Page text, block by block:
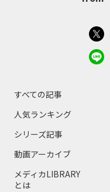
すべての記事
人気ランキング
シリーズ記事
動画アーカイブ
メディカLIBRARY
とは